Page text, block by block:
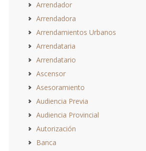
Arrendador
Arrendadora
Arrendamientos Urbanos
Arrendataria
Arrendatario
Ascensor
Asesoramiento
Audiencia Previa
Audiencia Provincial
Autorización
Banca